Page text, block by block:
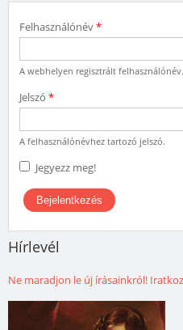
Felhasználónév*
A webhelyen regisztrált felhasználónév.
Jelszó *
A felhasználónévhez tartozó jelszó.
Jegyezz meg!
Hírlevél
Ne maradjon le új írásainkról!